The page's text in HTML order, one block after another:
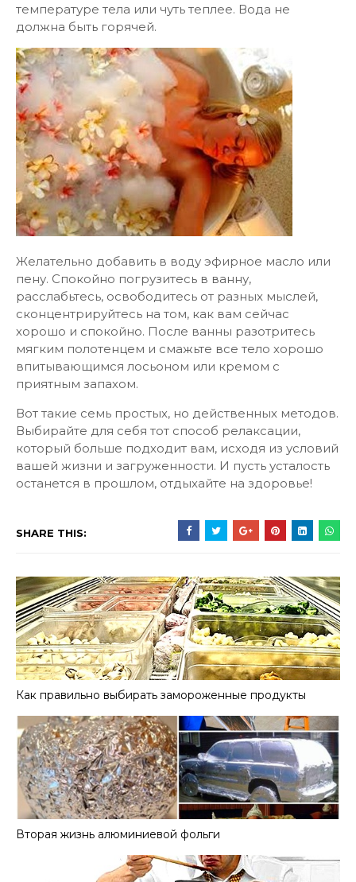
температуре тела или чуть теплее. Вода не
должна быть горячей.
Желательно добавить в воду эфирное масло или
пену. Спокойно погрузитесь в ванну,
расслабьтесь, освободитесь от разных мыслей,
сконцентрируйтесь на том, как вам сейчас
хорошо и спокойно. После ванны разотритесь
мягким полотенцем и смажьте все тело хорошо
впитывающимся лосьоном или кремом с
приятным запахом.
Вот такие семь простых, но действенных методов.
Выбирайте для себя тот способ релаксации,
который больше подходит вам, исходя из условий
вашей жизни и загруженности. И пусть усталость
останется в прошлом, отдыхайте на здоровье!
SHARE THIS:
Как правильно выбирать замороженные продукты
Вторая жизнь алюминиевой фольги